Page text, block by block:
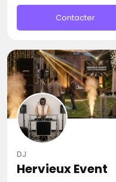
Contacter
DJ
Hervieux Event